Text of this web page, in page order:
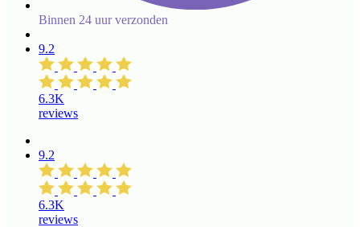
Binnen 24 uur verzonden
9.2
6.3K
reviews
9.2
6.3K
reviews